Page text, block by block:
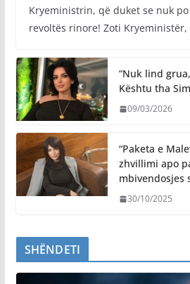
Kryeministrin, që duket se nuk
revoltës rinore! Zoti Kryeministër,
“Nuk lind
Kështu tha
09/03/2026
“Paketa e
zhvillimi apo
mbivendosjes
30/10/2025
SHËNDETI